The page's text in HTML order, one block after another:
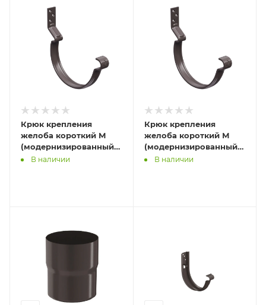
Крюк крепления
желоба короткий М
(модернизированный)
Ral 7024(RR23)с
В наличии
Крюк крепления
желоба короткий М
(модернизированный)
(RR32)с комплектом
В наличии